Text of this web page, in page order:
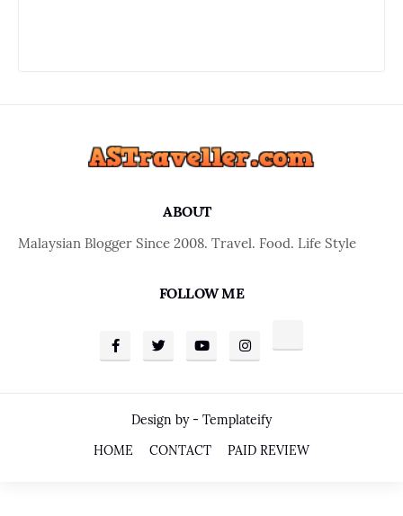
ABOUT
Malaysian Blogger Since 2008. Travel. Food. Life Style
FOLLOW ME
Design by - Templateify
HOME
CONTACT PAID REVIEW